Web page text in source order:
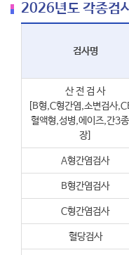
2026년도 각종검
검사명
산 전 검 사
[B형,C형간염,소변검사
혈액형,성병,에이즈,간3
장]
A형간염검사
B형간염검사
C형간염검사
혈당검사